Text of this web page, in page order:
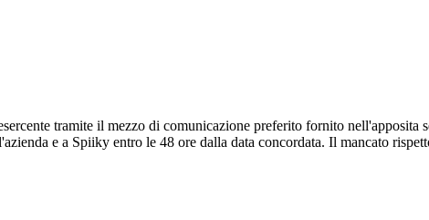
tramite il mezzo di comunicazione preferito fornito nell'apposita
e a Spiiky entro le 48 ore dalla data concordata. Il mancato